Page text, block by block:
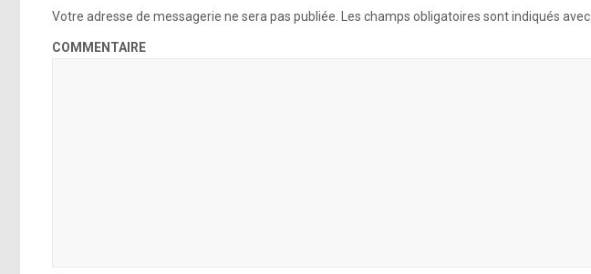
Votre adresse de messagerie ne sera pas publiée. Les champs obligatoires sont indiqués avec
COMMENTAIRE